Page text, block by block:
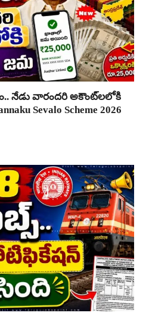
నేడు వారందరి అకౌంట్‌లలోకి
Sevalo Scheme 2026